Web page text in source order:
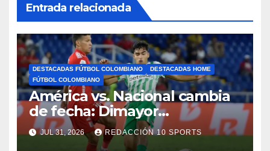
Entrada relacionada
DESTACADAS FÚTBOL COLOMBIANO
DESTACADAS HOME
FÚTBOL COLOMBIANO
América vs. Nacional cambia
de fecha: Dimayor
reprogramó el clásico por
motivos de seguridad
JUL 31, 2026 REDACCIÓN 10 SPORTS